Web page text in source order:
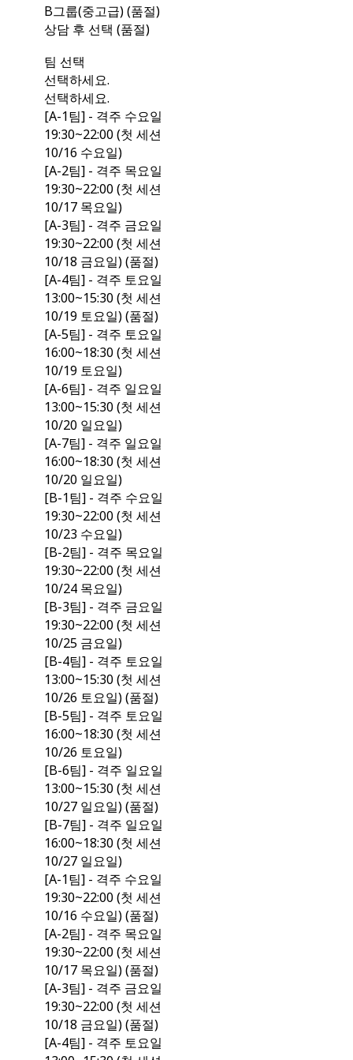
B그룹(중고급) (품절)
상담 후 선택 (품절)
팀 선택
선택하세요.
선택하세요.
[A-1팀] - 격주 수요일
19:30~22:00 (첫 세션
10/16 수요일)
[A-2팀] - 격주 목요일
19:30~22:00 (첫 세션
10/17 목요일)
[A-3팀] - 격주 금요일
19:30~22:00 (첫 세션
10/18 금요일) (품절)
[A-4팀] - 격주 토요일
13:00~15:30 (첫 세션
10/19 토요일) (품절)
[A-5팀] - 격주 토요일
16:00~18:30 (첫 세션
10/19 토요일)
[A-6팀] - 격주 일요일
13:00~15:30 (첫 세션
10/20 일요일)
[A-7팀] - 격주 일요일
16:00~18:30 (첫 세션
10/20 일요일)
[B-1팀] - 격주 수요일
19:30~22:00 (첫 세션
10/23 수요일)
[B-2팀] - 격주 목요일
19:30~22:00 (첫 세션
10/24 목요일)
[B-3팀] - 격주 금요일
19:30~22:00 (첫 세션
10/25 금요일)
[B-4팀] - 격주 토요일
13:00~15:30 (첫 세션
10/26 토요일) (품절)
[B-5팀] - 격주 토요일
16:00~18:30 (첫 세션
10/26 토요일)
[B-6팀] - 격주 일요일
13:00~15:30 (첫 세션
10/27 일요일) (품절)
[B-7팀] - 격주 일요일
16:00~18:30 (첫 세션
10/27 일요일)
[A-1팀] - 격주 수요일
19:30~22:00 (첫 세션
10/16 수요일) (품절)
[A-2팀] - 격주 목요일
19:30~22:00 (첫 세션
10/17 목요일) (품절)
[A-3팀] - 격주 금요일
19:30~22:00 (첫 세션
10/18 금요일) (품절)
[A-4팀] - 격주 토요일